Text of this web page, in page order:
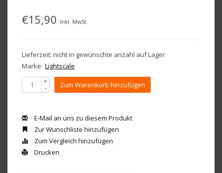
€15,90 Inkl. MwSt.
Lieferzeit: nicht in gewünschte anzahl auf Lager
Marke: Lightscale
+
- Zum Warenkorb hinzufügen
E-Mail an uns zu diesem Produkt
Zur Wunschliste hinzufügen
Zum Vergleich hinzufügen
Drucken